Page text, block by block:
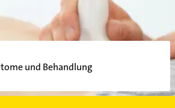
und Behandlung